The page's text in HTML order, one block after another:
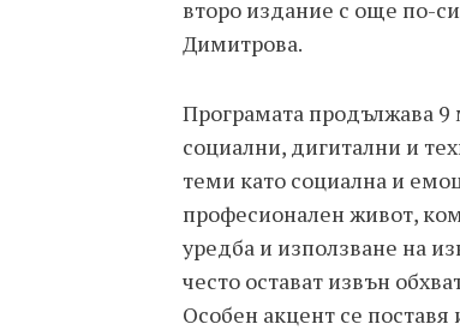
второ издание с още по-
Димитрова.
Програмата продължава 9
социални, дигитални и
теми като социална и
професионален живот,
уредба и използване на
често остават извън
Особен акцент се поставя